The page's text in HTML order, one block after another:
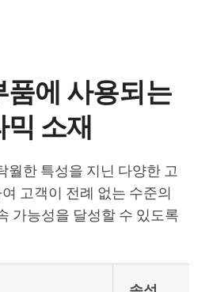
품에 사용되는
소재
월한 특성을 지닌 다양한 고
고객이 전례 없는 수준의
가능성을 달성할 수 있도록